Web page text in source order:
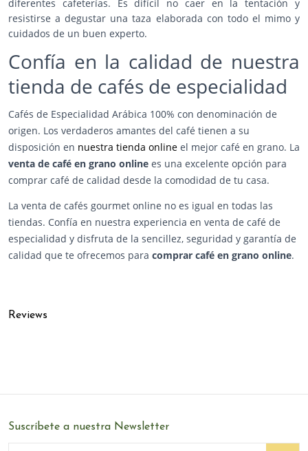
diferentes cafeterías. Es difícil no caer en la tentación y
resistirse a degustar una taza elaborada con todo el mimo y
cuidados de un buen experto.
Confía en la calidad de nuestra
tienda de cafés de especialidad
Cafés de Especialidad Arábica 100% con denominación de
origen. Los verdaderos amantes del café tienen a su
disposición en nuestra tienda online el mejor café en grano. La
venta de café en grano online es una excelente opción para
comprar café de calidad desde la comodidad de tu casa.
La venta de cafés gourmet online no es igual en todas las
tiendas. Confía en nuestra experiencia en venta de café de
especialidad y disfruta de la sencillez, seguridad y garantía de
calidad que te ofrecemos para comprar café en grano online.
Reviews
Suscríbete a nuestra Newsletter